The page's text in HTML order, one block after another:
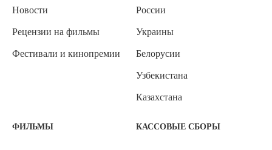
Новости
Рецензии на фильмы
Фестивали и кинопремии
России
Украины
Белорусии
Узбекистана
Казахстана
ФИЛЬМЫ КАССОВЫЕ СБОРЫ